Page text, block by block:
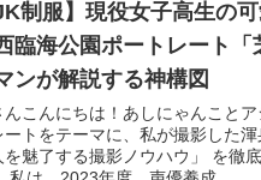
JK制服】現役女子高生の
臨海公園ポートレート
ンが解説する神構図
んこんにちは！あしにゃんこと
ートをテーマに、私が撮影した
を魅了する撮影ノウハウ」 を徹